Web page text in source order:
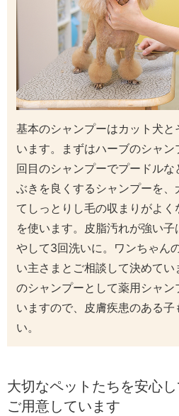
基本のシャンプーはカット犬
います。
まずはハーブのシャ
回目のシャンプーでプードル
ぶきを良くするシャンプーを
てしっとりし毛の収まりがよ
を使います。皮脂汚れが強い
やして3回洗いに。ワンちゃん
い主さまとご相談して決めてい
のシャンプーとして薬用シャ
いますので、皮膚疾患のある
い。
大切なペットたちを安心
ご用意しています